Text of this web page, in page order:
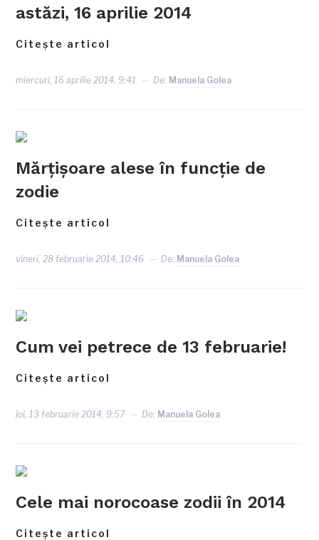
astăzi, 16 aprilie 2014
Citește articol
miercuri, 16 aprilie 2014, 9:41 De: Manuela Golea
Mărțișoare alese în funcție de
zodie
Citește articol
vineri, 28 februarie 2014, 10:46 De: Manuela Golea
Cum vei petrece de 13 februarie!
Citește articol
joi, 13 februarie 2014, 9:57 De: Manuela Golea
Cele mai norocoase zodii în 2014
Citește articol